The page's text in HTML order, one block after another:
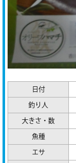
日付
釣り人
大きさ・数
魚種
エサ